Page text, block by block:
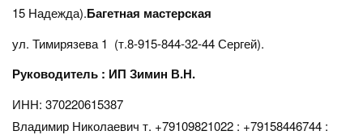
15 Надежда).Багетная мастерская
ул. Тимирязева 1 (т.8-915-844-32-44 Сергей).
Руководитель : ИП Зимин В.Н.
ИНН: 370220615387
Владимир Николаевич т. +79109821022 : +79158446744 :